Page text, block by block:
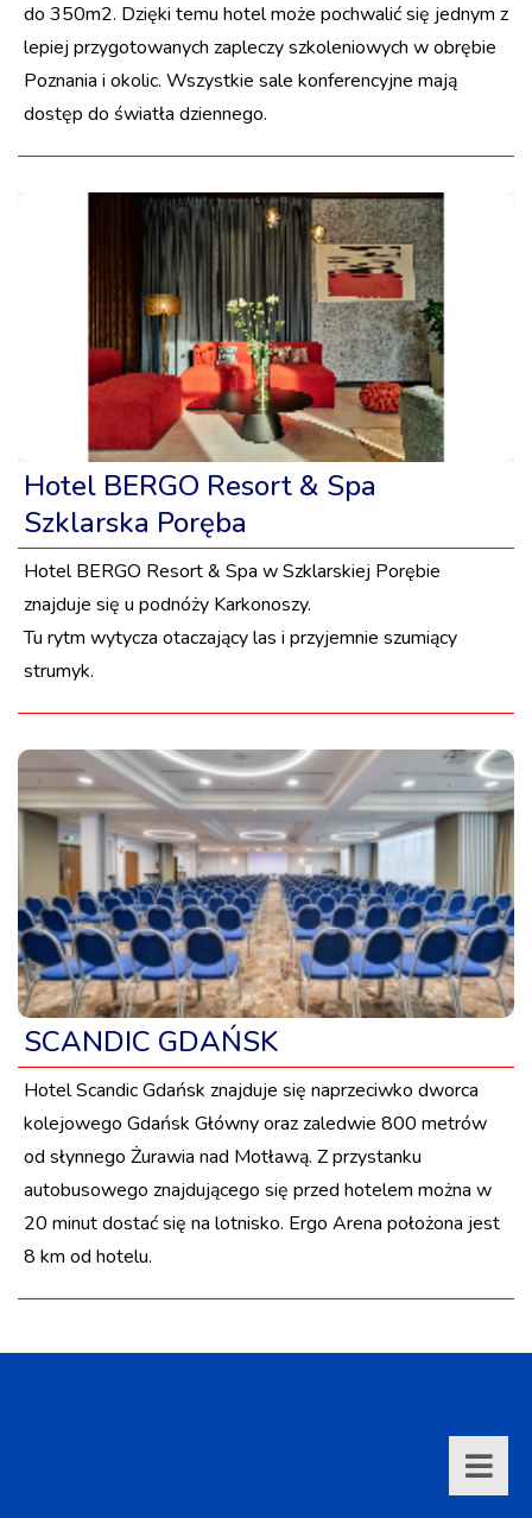
do 350m2. Dzięki temu hotel może pochwalić się jednym z
lepiej przygotowanych zapleczy szkoleniowych w obrębie
Poznania i okolic. Wszystkie sale konferencyjne mają
dostęp do światła dziennego.
Hotel BERGO Resort & Spa
Szklarska Poręba
Hotel BERGO Resort & Spa w Szklarskiej Porębie
znajduje się u podnóży Karkonoszy.
Tu rytm wytycza otaczający las i przyjemnie szumiący
strumyk.
SCANDIC GDAŃSK
Hotel Scandic Gdańsk znajduje się naprzeciwko dworca
kolejowego Gdańsk Główny oraz zaledwie 800 metrów
od słynnego Żurawia nad Motławą. Z przystanku
autobusowego znajdującego się przed hotelem można w
20 minut dostać się na lotnisko. Ergo Arena położona jest
8 km od hotelu.